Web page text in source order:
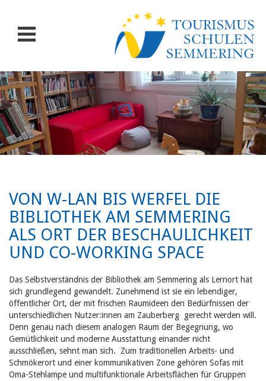
VON W-LAN BIS WERFEL DIE
BIBLIOTHEK AM SEMMERING
ALS ORT DER BESCHAULICHKEIT
UND CO-WORKING SPACE
Das Selbstverständnis der Bibliothek am Semmering als Lernort hat
sich grundlegend gewandelt. Zunehmend ist sie ein lebendiger,
öffentlicher Ort, der mit frischen Raumideen den Bedürfnissen der
unterschiedlichen Nutzer:innen am Zauberberg gerecht werden will.
Denn genau nach diesem analogen Raum der Begegnung, wo
Gemütlichkeit und moderne Ausstattung einander nicht
ausschließen, sehnt man sich. Zum traditionellen Arbeits- und
Schmökerort und einer kommunikativen Zone gehören Sofas mit
Oma-Stehlampe und multifunktionale Arbeitsflächen für Gruppen